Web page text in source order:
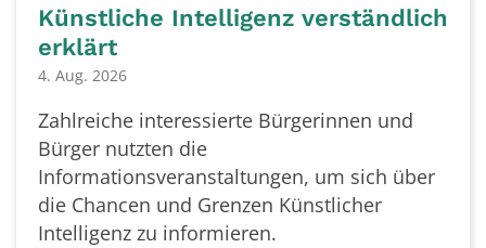
Künstliche Intelligenz verständlich
erklärt
4. Aug. 2026
Zahlreiche interessierte Bürgerinnen und
Bürger nutzten die
Informationsveranstaltungen, um sich über
die Chancen und Grenzen Künstlicher
Intelligenz zu informieren.